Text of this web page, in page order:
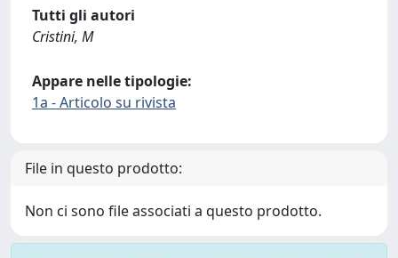
Tutti gli autori
Cristini, M
Appare nelle tipologie:
1a - Articolo su rivista
File in questo prodotto:
Non ci sono file associati a questo prodotto.